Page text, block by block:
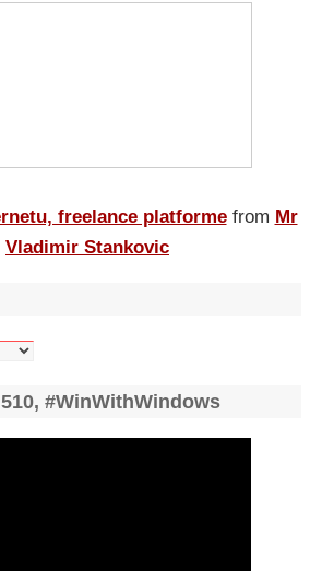
freelance platforme from Mr
Vladimir Stankovic
#WinWithWindows